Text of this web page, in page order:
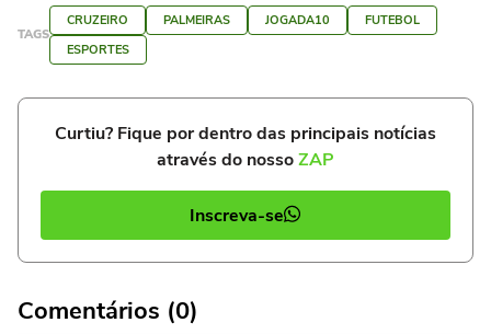
TAGS
CRUZEIRO PALMEIRAS JOGADA10
FUTEBOL
ESPORTES
Curtiu? Fique por dentro das principais notícias
através do nossoZAP
Inscreva-se
Comentários (0)